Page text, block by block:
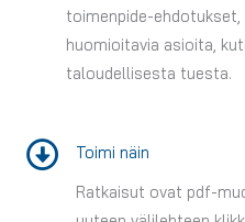
toimenpide-ehdotukset,
huomioitavia asioita,
taloudellisesta tuesta.
Toimi näin
Ratkaisut ovat pdf-